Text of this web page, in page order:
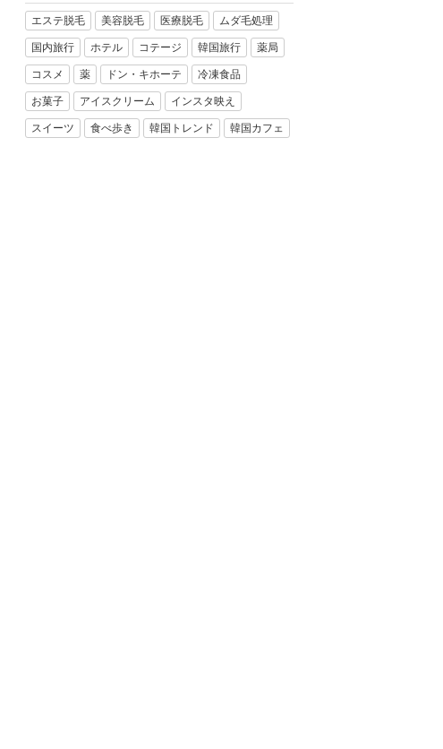
エステ脱毛 美容脱毛 医療脱毛 ムダ毛処理
国内旅行 ホテル コテージ 韓国旅行 薬局
コスメ 薬 ドン・キホーテ 冷凍食品
お菓子 アイスクリーム インスタ映え
スイーツ 食べ歩き 韓国トレンド 韓国カフェ